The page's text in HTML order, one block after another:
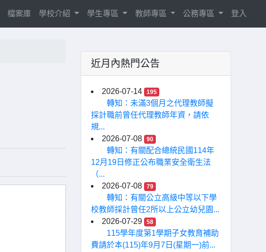
檔案庫 學校介紹 學生專區 教師專區 公務專區 登入
近月內熱門公告
2026-07-14 195
轉知：未滿3個月之代理教師擬
採計職前曾任代理教師年資，請依
規...
2026-07-08
90
轉知：有關配合總統民國114年
12月19日修正公布職業安全衛生法
（...
2026-07-08
79
轉知：有關公立高級中等以下學
校教師採計曾任2所以上公立幼兒園...
2026-07-29
58
115學年度第1學期子女教育補助
費請於本(115)年9月7日(星期一)前...